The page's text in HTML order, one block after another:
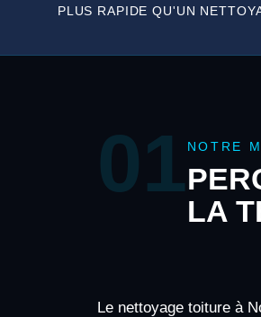
PLUS RAPIDE QU'UN
01 NOTRE
LA
Le nettoyage toiture à